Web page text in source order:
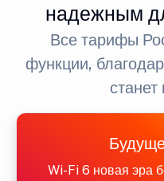
надежным
Все тарифы
функции,
Wi-Fi 6 новая эра